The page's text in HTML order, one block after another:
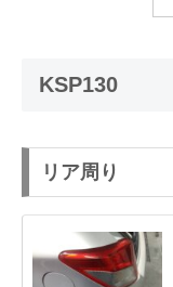
KSP130
リア周り